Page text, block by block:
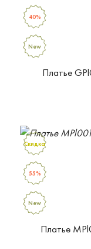
Платье
40%
New
Платье
Скидка
55%
New